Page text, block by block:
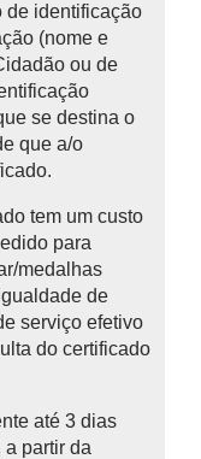
de identificação
(nome e
ou de
se destina o
que a/o
tem um custo
para
medalhas
de
serviço efetivo
do certificado
até 3 dias
partir da